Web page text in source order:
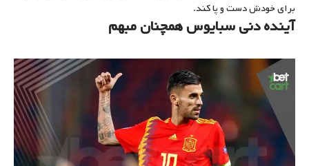
برای خودش دست و پا کند.
آینده دنی سبایوس همچنان مبهم